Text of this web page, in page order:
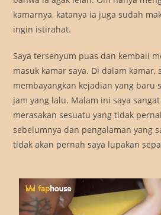
kamarnya, katanya ia juga sudah
ingin istirahat.
Saya tersenyum puas dan kembali
masuk kamar saya. Di dalam
membayangkan kejadian yang baru
jam yang lalu. Malam ini saya
merasakan sesuatu yang tidak
sebelumnya dan pengalaman yang
tidak akan pernah saya lupakan